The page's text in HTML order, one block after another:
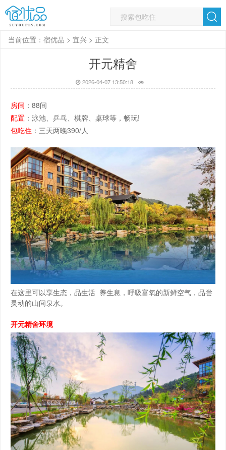
当前位置： 宿优品 > 宜兴 > 正文
开元精舍
2026-04-07 13:50:18
房间 ：88间
配置 ：泳池、乒乓、棋牌、桌球等，畅玩!
包吃住 ：三天两晚390/人
在这里可以享生态，品生活 养生息，呼吸富氧的新鲜空气，品尝
灵动的山间泉水。
开元精舍环境